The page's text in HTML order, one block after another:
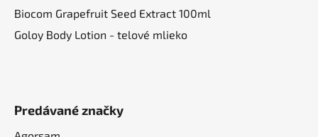
Biocom Grapefruit Seed Extract 100ml
Goloy Body Lotion - telové mlieko
Predávané značky